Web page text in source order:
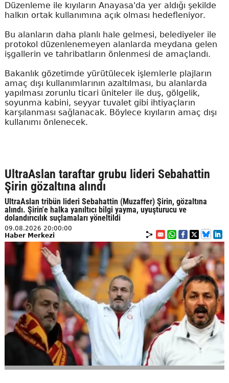
Düzenleme ile kıyıların Anayasa'da yer aldığı şekilde
halkın ortak kullanımına açık olması hedefleniyor.
Bu alanların daha planlı hale gelmesi, belediyeler ile
protokol düzenlenemeyen alanlarda meydana gelen
işgallerin ve tahribatların önlenmesi de amaçlandı.
Bakanlık gözetimde yürütülecek işlemlerle plajların
amaç dışı kullanımlarının azaltılması, bu alanlarda
yapılması zorunlu ticari üniteler ile duş, gölgelik,
soyunma kabini, seyyar tuvalet gibi ihtiyaçların
karşılanması sağlanacak. Böylece kıyıların amaç dışı
kullanımı önlenecek.
UltraAslan taraftar grubu lideri Sebahattin
Şirin gözaltına alındı
UltraAslan tribün lideri Sebahattin (Muzaffer) Şirin, gözaltına
alındı. Şirin'e halka yanıltıcı bilgi yayma, uyuşturucu ve
dolandırıcılık suçlamaları yöneltildi
09.08.2026 20:00:00
Haber Merkezi